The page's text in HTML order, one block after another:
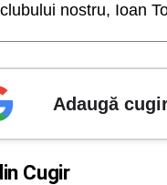
nostru, Ioan
Adaugă
Cugir